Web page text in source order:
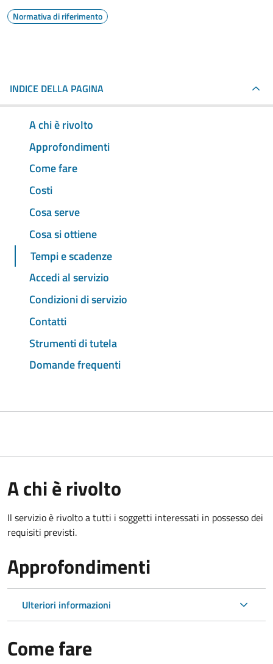
Normativa di riferimento
INDICE DELLA PAGINA
A chi è rivolto
Approfondimenti
Come fare
Costi
Cosa serve
Cosa si ottiene
Tempi e scadenze
Accedi al servizio
Condizioni di servizio
Contatti
Strumenti di tutela
Domande frequenti
A chi è rivolto
Il servizio è rivolto a tutti i soggetti interessati in possesso dei
requisiti previsti.
Approfondimenti
Ulteriori informazioni
Come fare